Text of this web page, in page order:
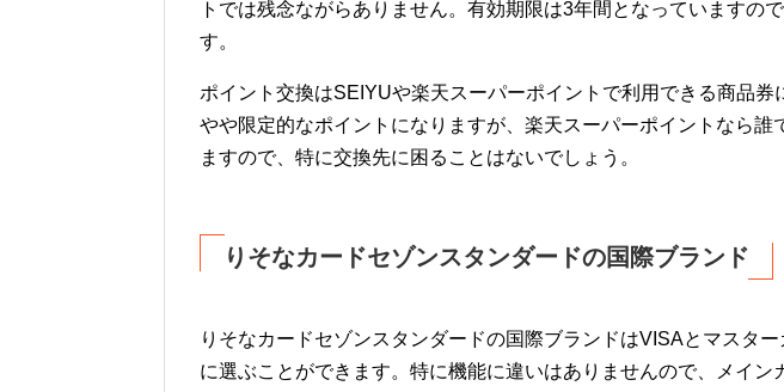
トでは残念ながらありません。有効期限は3年間となっていますの
す。
ポイント交換はSEIYUや楽天スーパーポイントで利用できる商品券
やや限定的なポイントになりますが、楽天スーパーポイントなら誰
ますので、特に交換先に困ることはないでしょう。
りそなカードセゾンスタンダードの国際ブランド
りそなカードセゾンスタンダードの国際ブランドはVISAとマスタ
に選ぶことができます。特に機能に違いはありませんので、メイン